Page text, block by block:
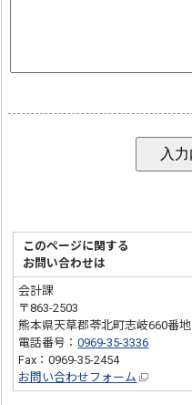
このページに関する
お問い合わせは
会計課
〒863-2503
熊本県天草郡苓北町志岐660番地
電話番号：0969-35-3336
Fax：0969-35-2454
お問い合わせフォーム